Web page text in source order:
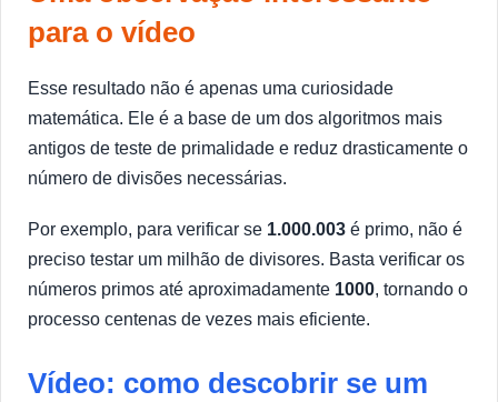
para o vídeo
Esse resultado não é apenas uma curiosidade
matemática. Ele é a base de um dos algoritmos mais
antigos de teste de primalidade e reduz drasticamente o
número de divisões necessárias.
Por exemplo, para verificar se 1.000.003 é primo, não é
preciso testar um milhão de divisores. Basta verificar os
números primos até aproximadamente 1000, tornando o
processo centenas de vezes mais eficiente.
Vídeo: como descobrir se um